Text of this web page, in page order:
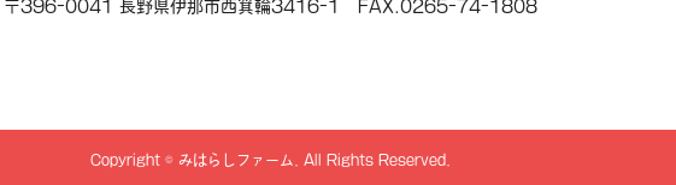
〒396-0041 長野県伊那市西箕輪3416-1 FAX.0265-74-1808
Copyright © みはらしファーム . All Rights Reserved.